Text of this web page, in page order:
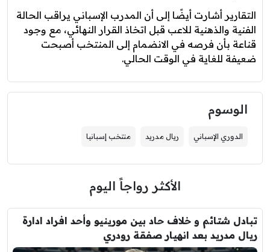
التقارير أشارت أيضًا إلى أن المدرب الإسباني يراقب الحالة
الفنية والذهنية للاعب قبل اتخاذ القرار النهائي، مع وجود
قناعة بأن فرصه في الانضمام إلى المنتخب أصبحت
ضعيفة للغاية في الوقت الحالي.
الوسوم
الدوري الإسباني ريال مدريد منتخب إسبانيا
الأكثر رواجاً اليوم
تبادل شتائم و خلاف حاد بين مورينيو وأحد افراد ادارة
ريال مدريد بعد انهيار صفقة رودري